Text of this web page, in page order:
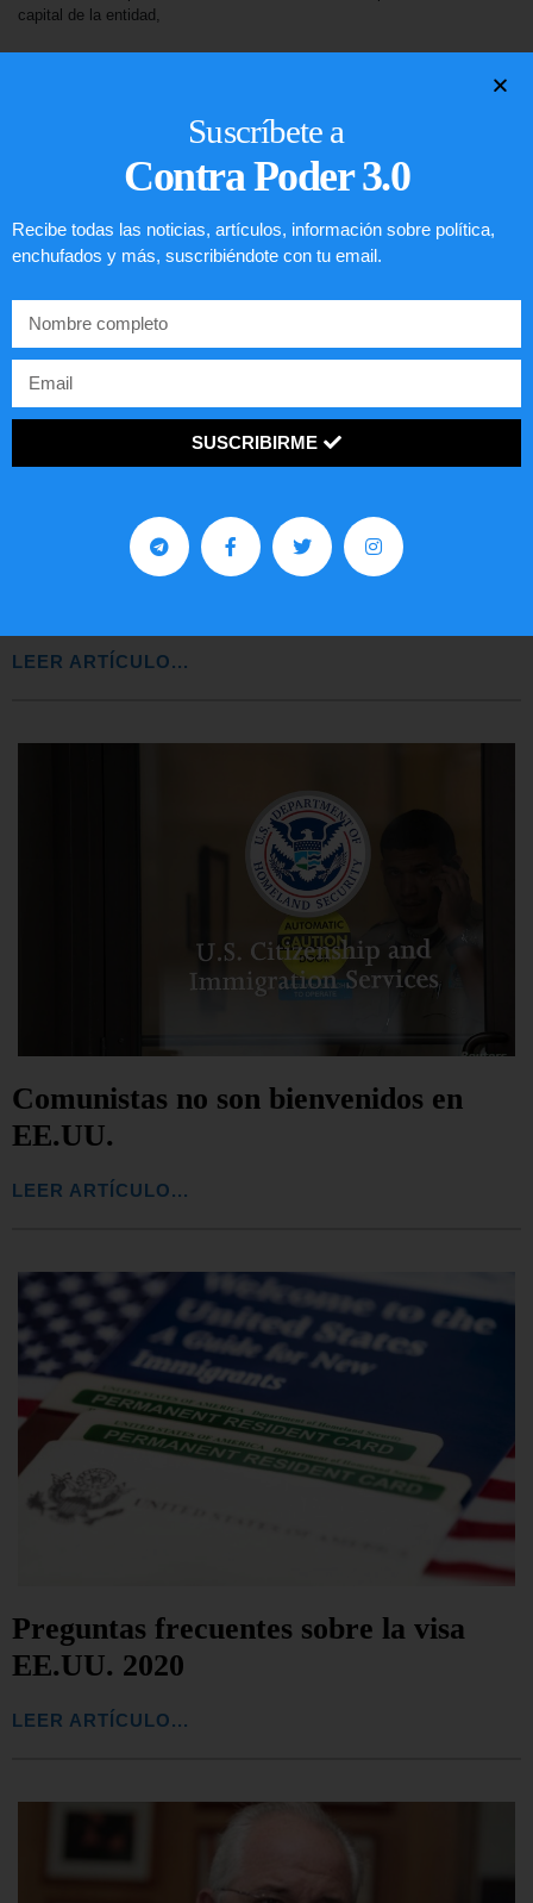
capital de la entidad,
LEER ARTÍCULO...
Comunistas no son bienvenidos en
EE.UU.
LEER ARTÍCULO...
Preguntas frecuentes sobre la visa
EE.UU. 2020
LEER ARTÍCULO...
Suscríbete a
Contra Poder 3.0
Recibe todas las noticias, artículos, información sobre política,
enchufados y más, suscribiéndote con tu email.
SUSCRIBIRME